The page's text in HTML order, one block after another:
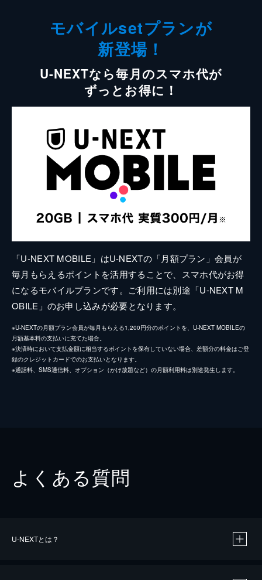
モバイルsetプランが
新登場！
U-NEXTなら毎月のスマホ代が
ずっとお得に！
「U-NEXT MOBILE」はU-NEXTの「月額プラン」会員が
毎月もらえるポイントを活用することで、スマホ代がお得
になるモバイルプランです。ご利用には別途「U-NEXT M
OBILE」のお申し込みが必要となります。
※U-NEXTの月額プラン会員が毎月もらえる1,200円分のポイントを、U-NEXT MOBILEの
月額基本料の支払いに充てた場合。
※決済時において支払金額に相当するポイントを保有していない場合、差額分の料金はご登
録のクレジットカードでのお支払いとなります。
※通話料、SMS通信料、オプション（かけ放題など）の月額利用料は別途発生します。
よくある質問
U-NEXTとは？